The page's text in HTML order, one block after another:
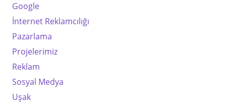
Google
İnternet Reklamcılığı
Pazarlama
Projelerimiz
Reklam
Sosyal Medya
Uşak